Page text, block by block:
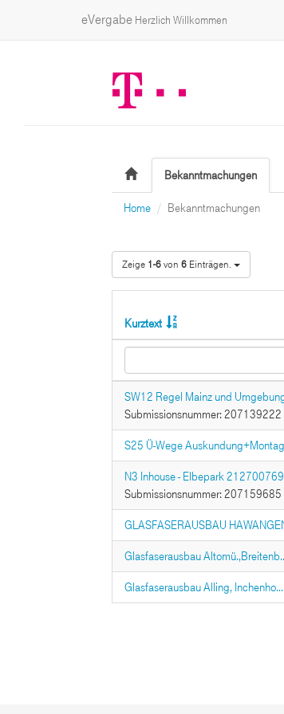
eVergabe Herzlich Willkommen
Bekanntmachungen
Home Bekanntmachungen
Zeige 1-6von 6Einträgen.
Kurztext
SW12 Regel Mainz und
Submissionsnummer: 207139222
S25 Ü-Wege
N3 Inhouse - Elbepark 212700769
Submissionsnummer: 207159685
GLASFASERAUSBAU
Glasfaserausbau
Glasfaserausbau Alling, Inchenho...